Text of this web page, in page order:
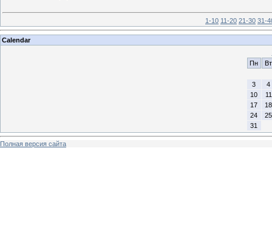
1-10 11-20 21-30 31-
Calendar
Пн
Вт
3
4
10
11
17
18
24
25
31
Полная версия сайта